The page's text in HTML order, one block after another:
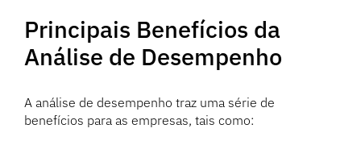
Principais Benefícios da
Análise de Desempenho
A análise de desempenho traz uma série de
benefícios para as empresas, tais como: